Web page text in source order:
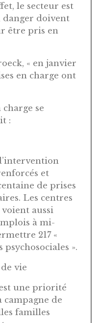
le secteur est
danger doivent
être pris en
« en janvier
en charge ont
se
:
et
de prises
Les centres
aussi
à mi-
217 «
».
vie
une priorité
de
familles